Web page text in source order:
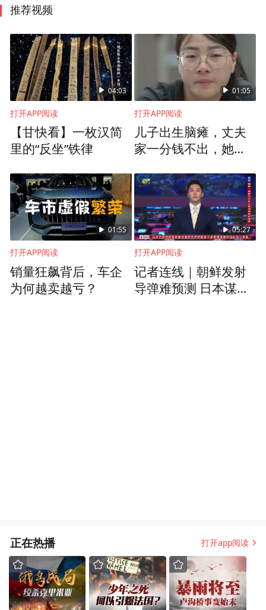
推荐视频
04:03
打开APP阅读
【甘快看】一枚汉简
里的“反坐”铁律
01:05
打开APP阅读
儿子出生脑瘫，丈夫
家一分钱不出，她毅
子，独自带娃辗转各
地求医
01:55
打开APP阅读
销量狂飙背后，车企
为何越卖越亏？
05:27
打开APP阅读
记者连线｜朝鲜发射
导弹难预测 日本谋加
正在热播 打开app阅读